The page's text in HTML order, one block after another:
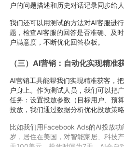
户的问题描述和历史对话记录同步给
我们还可以用测试的方法对AI客服进
题，检查AI客服的回答是否准确、及
户满意度，不断优化回答模板。
（三）AI营销：自动化实现精准
AI营销工具能帮我们实现精准获客，
户身上。作为测试人员，我们可以把
任务：设置投放参数（目标用户、预
投放，我们通过数据分析优化投放策略
比如我们用Facebook Ads的AI投放
岁，居住在美国，对智能家居、科技